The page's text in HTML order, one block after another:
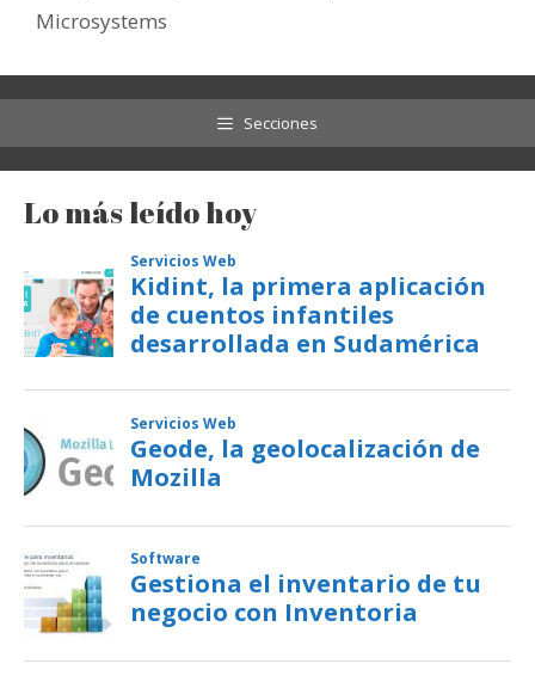
Microsystems
Secciones
Lo más leído hoy